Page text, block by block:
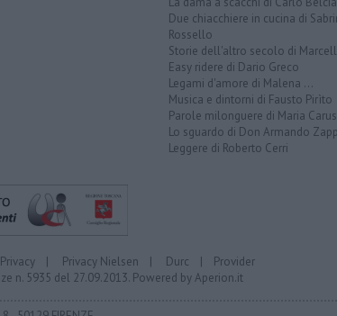
Due chiacchiere in cucina di
Rossello
Storie dell'altro secolo di
Easy ridere di Dario Greco
Legami d'amore di Malena ...
Musica e dintorni di Fausto Pirìto
Parole milonguere di Maria
Lo sguardo di Don Armando
Leggere di Roberto Cerri
Privacy | Privacy Nielsen | Durc | Provider
n. 5935 del 27.09.2013. Powered byAperion.it